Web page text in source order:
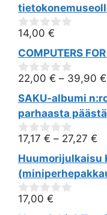
0
out
of
5
14,00 €
COMPUTERS
0
out
of
5
22,00 € – 39,90 €
SAKU-albumi
parhaasta
0
out
of
5
17,17 € – 27,27 €
Huumorijulkaisu
0
out
17,00 €